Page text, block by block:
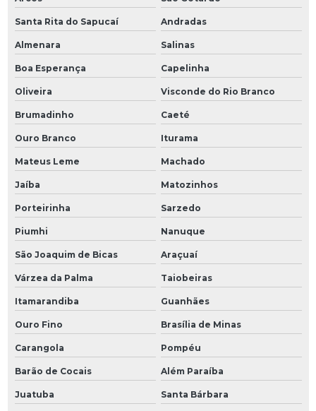
Santa Rita do Sapucaí Andradas
Almenara Salinas
Boa Esperança Capelinha
Oliveira Visconde do Rio Branco
Brumadinho Caeté
Ouro Branco Iturama
Mateus Leme Machado
Jaíba Matozinhos
Porteirinha Sarzedo
Piumhi Nanuque
São Joaquim de Bicas Araçuaí
Várzea da Palma Taiobeiras
Itamarandiba Guanhães
Ouro Fino Brasília de Minas
Carangola Pompéu
Barão de Cocais Além Paraíba
Juatuba Santa Bárbara